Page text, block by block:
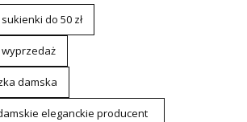
do 50 zł
damska
eleganckie producent